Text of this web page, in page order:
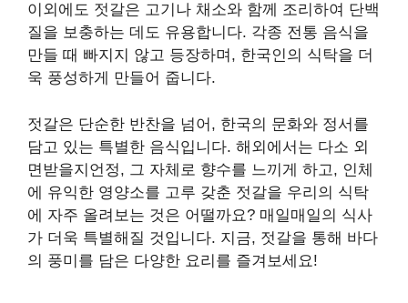
이외에도 젓갈은 고기나 채소와 함께 조리하여 단백
질을 보충하는 데도 유용합니다. 각종 전통 음식을
만들 때 빠지지 않고 등장하며, 한국인의 식탁을 더
욱 풍성하게 만들어 줍니다.
젓갈은 단순한 반찬을 넘어, 한국의 문화와 정서를
담고 있는 특별한 음식입니다. 해외에서는 다소 외
면받을지언정, 그 자체로 향수를 느끼게 하고, 인체
에 유익한 영양소를 고루 갖춘 젓갈을 우리의 식탁
에 자주 올려보는 것은 어떨까요? 매일매일의 식사
가 더욱 특별해질 것입니다. 지금, 젓갈을 통해 바다
의 풍미를 담은 다양한 요리를 즐겨보세요!